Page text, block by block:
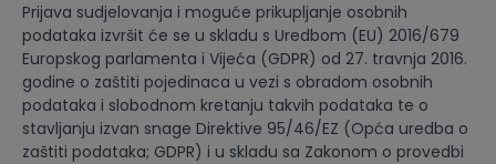
Prijava sudjelovanja i moguće prikupljanje osobnih
podataka izvršit će se u skladu s Uredbom (EU) 2016/679
Europskog parlamenta i Vijeća (GDPR) od 27. travnja 2016.
godine o zaštiti pojedinaca u vezi s obradom osobnih
podataka i slobodnom kretanju takvih podataka te o
stavljanju izvan snage Direktive 95/46/EZ (Opća uredba o
zaštiti podataka; GDPR) i u skladu sa Zakonom o provedbi